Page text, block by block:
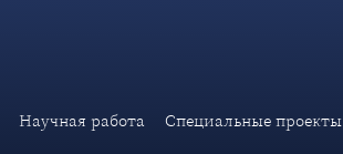
Научная работа Специальные проекты